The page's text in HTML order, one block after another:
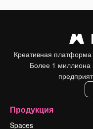
Креативная
Более 1 миллиона
Продукция
Spaces